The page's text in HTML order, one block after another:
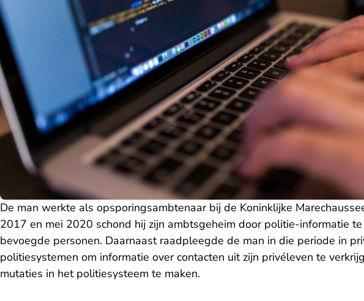
De man werkte als opsporingsambtenaar bij de Koninklijke
2017 en mei 2020 schond hij zijn ambtsgeheim door politie-informatie
bevoegde personen. Daarnaast raadpleegde de man in die periode in
politiesystemen om informatie over contacten uit zijn privéleven te
mutaties in het politiesysteem te maken.